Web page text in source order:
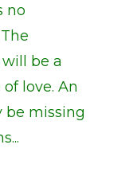
no
be a
love. An
missing